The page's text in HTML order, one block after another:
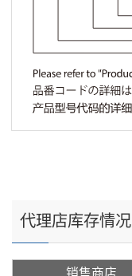
代理店库存情况
销售商店